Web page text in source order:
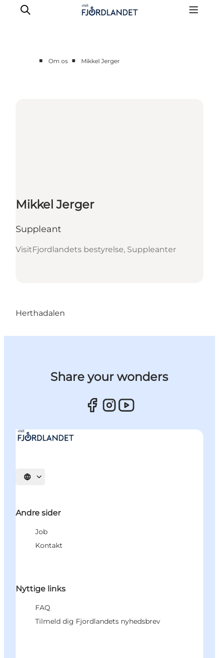
■ Om os ■ Mikkel Jerger
Mikkel Jerger
Suppleant
VisitFjordlandets bestyrelse, Suppleanter
Herthadalen
Share your wonders
Vælg sprog
Andre sider
Job
Kontakt
Nyttige links
FAQ
Tilmeld dig Fjordlandets nyhedsbrev